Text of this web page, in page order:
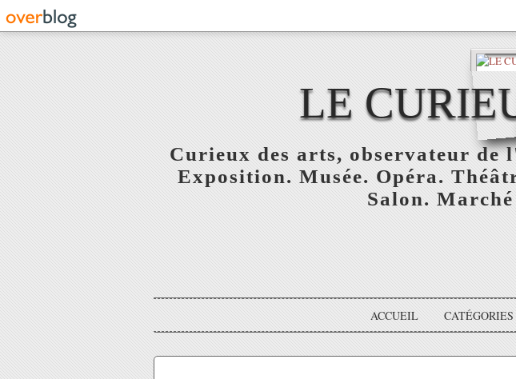
LE
Curieux des arts, observateur
Exposition. Musée. Opéra.
Salon.
ACCUEIL CATÉGORIES